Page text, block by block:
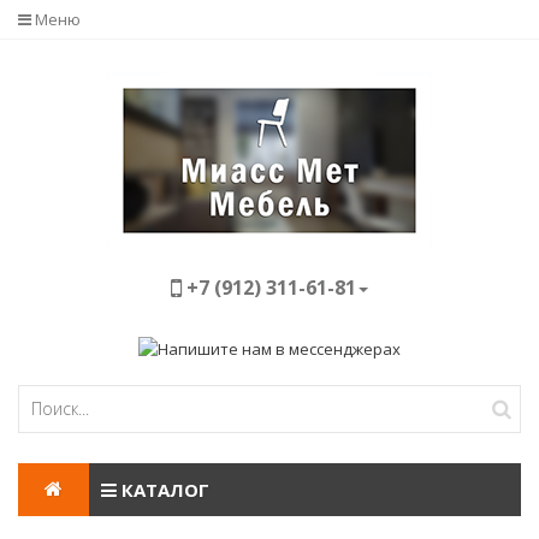
Меню
+7 (912) 311-61-81
КАТАЛОГ